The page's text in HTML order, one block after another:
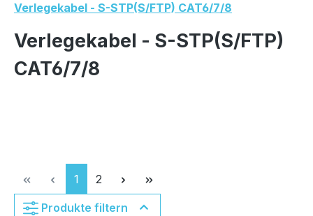
Verlegekabel - S-STP(S/FTP) CAT6/7/8
Verlegekabel - S-STP(S/FTP)
CAT6/7/8
Seite
1 Seite
2
Produkte filtern